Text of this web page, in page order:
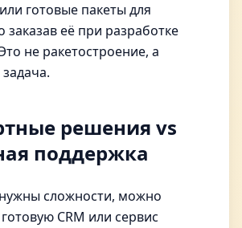
готовые пакеты для
заказав её при разработке
не ракетостроение, а
решения vs
поддержка
сложности, можно
CRM или сервис